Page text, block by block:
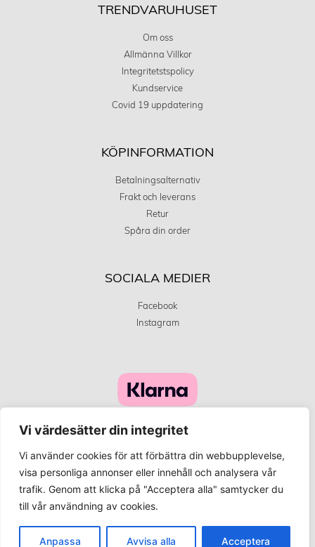
Vi värdesätter din integritet
Vi använder cookies för att förbättra din webbupplevelse,
visa personliga annonser eller innehåll och analysera vår
trafik. Genom att klicka på "Acceptera alla" samtycker du
till vår användning av cookies.
Anpassa Avvisa alla Acceptera
TRENDVARUHUSET
Om oss
Allmänna Villkor
Integritetstspolicy
Kundservice
Covid 19 uppdatering
KÖPINFORMATION
Betalningsalternativ
Frakt och leverans
Retur
Spåra din order
SOCIALA MEDIER
Facebook
Instagram
©
Innehållet på denna webbplats är upphovsrättsskyddat och
Vårt affärskoncept går ut på att erbjuda attraktiva produkter och bra
kvalitet till bästa pris på ett hållbart sätt.